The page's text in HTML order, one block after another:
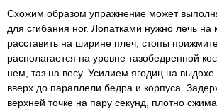
Схожим образом упражнение может
для сгибания ног. Лопатками нужно лечь на
расставить на ширине плеч, стопы
располагается на уровне тазобедренной
нем, таз на весу. Усилием ягодиц на
вверх до параллели бедра и корпуса.
верхней точке на пару секунд, плотно